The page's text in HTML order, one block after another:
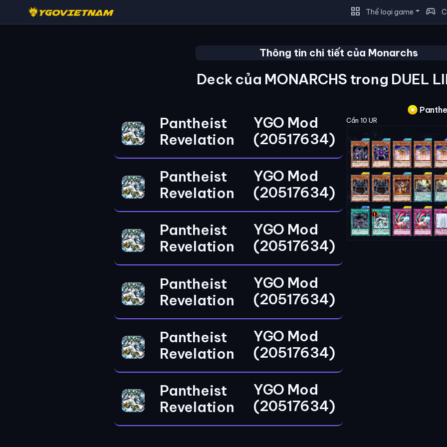
grid_view Thể loại game sports_esports
Thông tin chi tiết của Monarchs
Deck của MONARCHS trong DUEL
Pantheist
Revelation
YGO Mod
(20517634)
Cần 10 UR
Pantheist
Revelation
YGO Mod
(20517634)
Pantheist
Revelation
YGO Mod
(20517634)
Pantheist
Revelation
YGO Mod
(20517634)
Pantheist
Revelation
YGO Mod
(20517634)
Pantheist
Revelation
YGO Mod
(20517634)